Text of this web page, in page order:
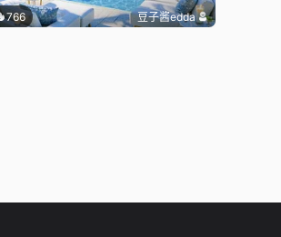
766 豆子酱edda